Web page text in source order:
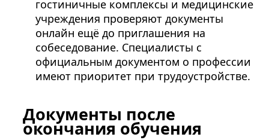
гостиничные комплексы и медицинские
учреждения проверяют документы
онлайн ещё до приглашения на
собеседование. Специалисты с
официальным документом о профессии
имеют приоритет при трудоустройстве.
Документы после
окончания обучения